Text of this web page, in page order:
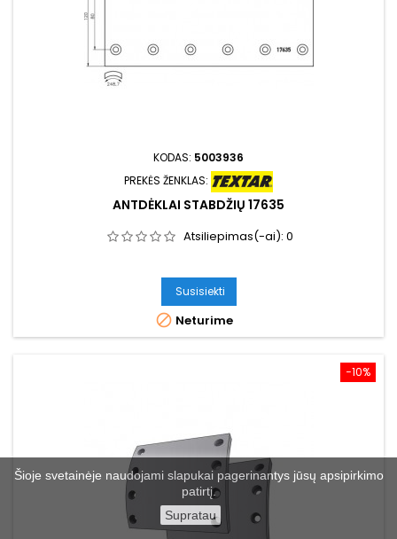
KODAS: 5003936
PREKĖS ŽENKLAS:
ANTDĖKLAI STABDŽIŲ 17635
Atsiliepimas(-ai): 0
Susisiekti
 Neturime
−10%
Šioje svetainėje naudojami slapukai pagerinantys jūsų apsipirkimo
patirtį.
Supratau